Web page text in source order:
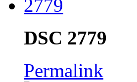
DSC 2779
Permalink